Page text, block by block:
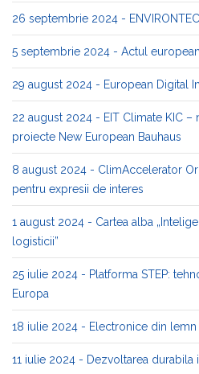
26 septembrie 2024 - ENVIRONTEC
5 septembrie 2024 - Actul
29 august 2024 - European Digital
22 august 2024 - EIT Climate KIC
proiecte New European Bauhaus
8 august 2024 - ClimAccelerator
pentru expresii de interes
1 august 2024 - Cartea alba
logisticii”
25 iulie 2024 - Platforma STEP:
Europa
18 iulie 2024 - Electronice din lemn
11 iulie 2024 - Dezvoltarea